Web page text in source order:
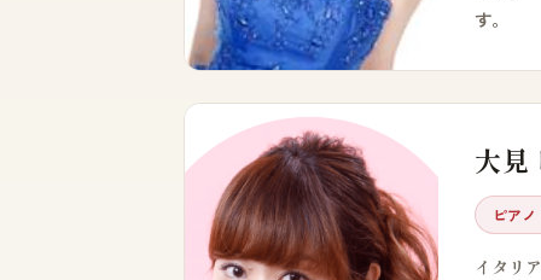
す。
大見
ピア
イタリ